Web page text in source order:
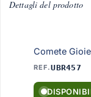
Dettagli del prodotto
Comete
REF.UBR457